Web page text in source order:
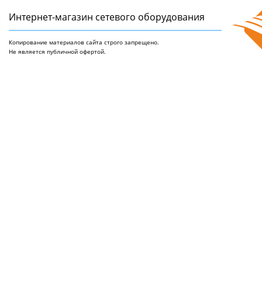
Интернет-магазин сетeвого оборудования
Копирование материалов сайта строго запрещено.
Не является публичной офертой.